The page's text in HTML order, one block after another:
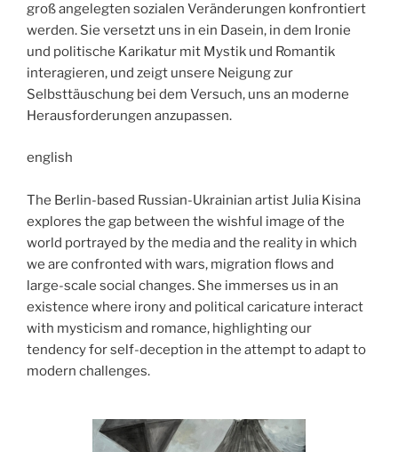
groß angelegten sozialen Veränderungen konfrontiert
werden. Sie versetzt uns in ein Dasein, in dem Ironie
und politische Karikatur mit Mystik und Romantik
interagieren, und zeigt unsere Neigung zur
Selbsttäuschung bei dem Versuch, uns an moderne
Herausforderungen anzupassen.
english
The Berlin-based Russian-Ukrainian artist Julia Kisina
explores the gap between the wishful image of the
world portrayed by the media and the reality in which
we are confronted with wars, migration flows and
large-scale social changes. She immerses us in an
existence where irony and political caricature interact
with mysticism and romance, highlighting our
tendency for self-deception in the attempt to adapt to
modern challenges.